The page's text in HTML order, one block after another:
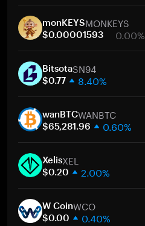
30 días
Capitalización de mercado
monKEYSMONKEYS
$0.00001593 0.00%
30 días
Capitalización de mercado
BitsotaSN94
$0.77 8.40%
30 días
Capitalización de mercado
wanBTCWANBTC
$65,281.96 0.60%
30 días
Capitalización de mercado
XelisXEL
$0.20 2.00%
30 días
Capitalización de mercado
W CoinWCO
$0.00 0.40%